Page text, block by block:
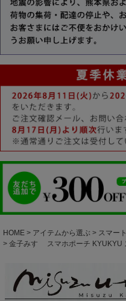
HOME アイテムから選ぶ
スマー
金子みすゞ スマホポーチ KYUKYU